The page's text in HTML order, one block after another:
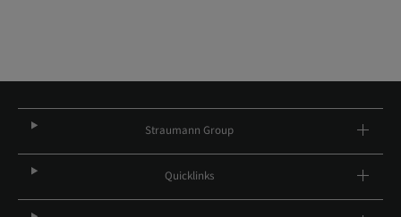
Straumann Group
Quicklinks